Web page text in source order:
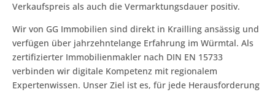
Verkaufspreis als auch die Vermarktungsdauer positiv.
Wir von GG Immobilien sind direkt in Krailling ansässig und
verfügen über jahrzehntelange Erfahrung im Würmtal. Als
zertifizierter Immobilienmakler nach DIN EN 15733
verbinden wir digitale Kompetenz mit regionalem
Expertenwissen. Unser Ziel ist es, für jede Herausforderung